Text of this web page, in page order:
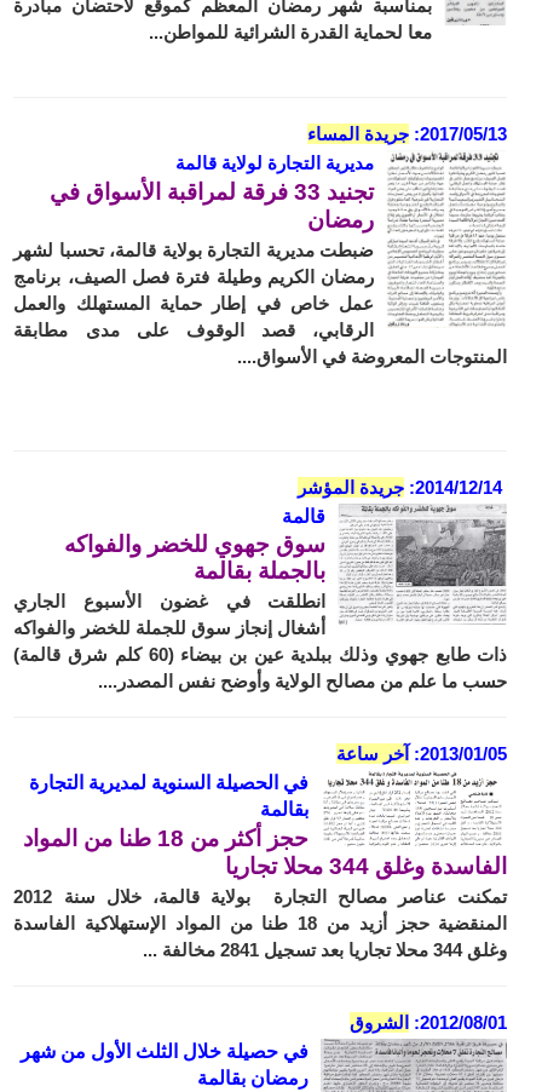
بمناسبة شهر رمضان المعظم كموقع لاحتضان مبادرة
معا لحماية القدرة الشرائية للمواطن...
2017/05/13: جريدة المساء
مديرية التجارة لولاية قالمة
تجنيد 33 فرقة لمراقبة الأسواق في
رمضان
ضبطت مديرية التجارة بولاية قالمة، تحسبا لشهر
رمضان الكريم وطيلة فترة فصل الصيف، برنامج
عمل خاص في إطار حماية المستهلك والعمل
الرقابي، قصد الوقوف على مدى مطابقة
المنتوجات المعروضة في الأسواق....
2014/12/14: جريدة المؤشر
قالمة
سوق جهوي للخضر والفواكه
بالجملة بقالمة
انطلقت في غضون الأسبوع الجاري
أشغال إنجاز سوق للجملة للخضر والفواكه
ذات طابع جهوي وذلك ببلدية عين بن بيضاء (60 كلم شرق قالمة)
حسب ما علم من مصالح الولاية وأوضح نفس المصدر....
2013/01/05:
آخر ساعة
في الحصيلة السنوية لمديرية التجارة
بقالمة
حجز أكثر من 18 طنا من المواد
الفاسدة وغلق 344 محلا تجاريا
تمكنت عناصر مصالح التجارة بولاية قالمة، خلال سنة 2012
المنقضية حجز أزيد من 18 طنا من المواد الإستهلاكية الفاسدة
وغلق 344 محلا تجاريا بعد تسجيل 2841 مخالفة ...
2012/08/01:
الشروق
في حصيلة خلال الثلث الأول من شهر
رمضان بقالمة